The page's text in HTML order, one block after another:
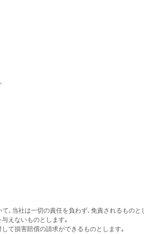
､当社は一切の責任を負わず､免責されるものと
えないものとします｡
て損害賠償の請求ができるものとします｡